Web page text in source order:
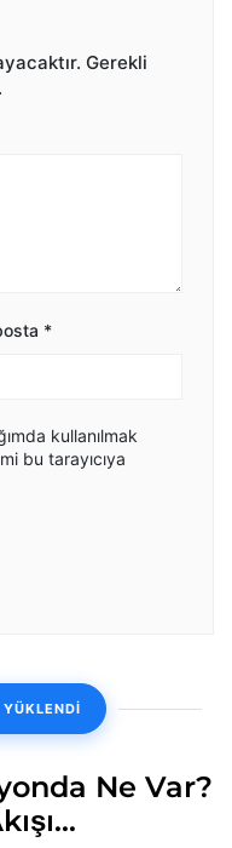
Gerekli
*
kullanılmak
bu tarayıcıya
Ne Var?